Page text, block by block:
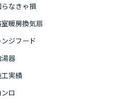
らなきゃ損
室暖房換気扇
ンジフード
湯器
工実績
ンロ